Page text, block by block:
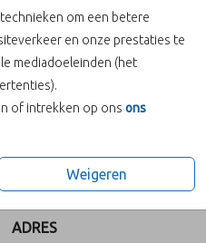
om een betere
en onze prestaties te
mediadoeleinden (het
of intrekken op ons ons
Weigeren
ADRES